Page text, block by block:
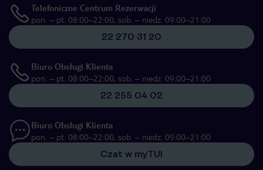
Telefoniczne Centrum Rezerwacji
pon. – pt. 08:00–22:00, sob. – niedz. 09:00–21:00
22 270 31 20
Biuro Obsługi Klienta
pon. – pt. 08:00–22:00, sob. – niedz. 09:00–21:00
22 255 04 02
Biuro Obsługi Klienta
pon. – pt. 08:00–22:00, sob. – niedz. 09:00–21:00
Czat w myTUI